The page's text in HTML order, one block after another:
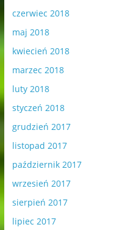
czerwiec 2018
maj 2018
kwiecień 2018
marzec 2018
luty 2018
styczeń 2018
grudzień 2017
listopad 2017
październik 2017
wrzesień 2017
sierpień 2017
lipiec 2017